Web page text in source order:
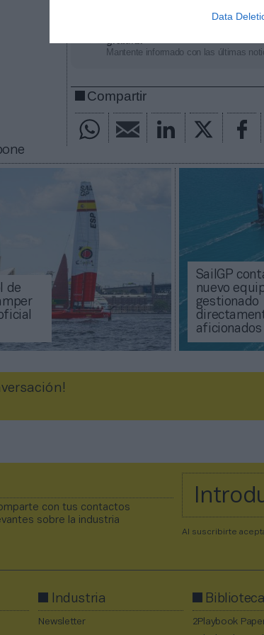
Data
Mantente informado con las últimas
Compartir
de
SailGP
nuevo
gestionado
aficionados
con tus contactos
sobre la industria
Al suscribirte
Industria
Newsletter
2Playbook